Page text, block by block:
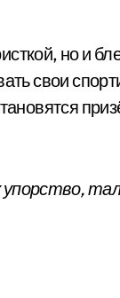
но и
свои